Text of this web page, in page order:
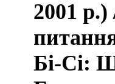
2001 р.)
Бі-Сі: